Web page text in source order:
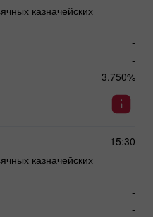
казначейских
-
-
3.750%
15:30
казначейских
-
-